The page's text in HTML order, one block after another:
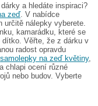
a hledáte inspiraci?
zeď. V nabídce
nálepky vyberete.
kamarádku, které se
dítko. Věřte, že z dárku v
radost opravdu
samolepky na zeď květiny,
chlapi ocení různé
nebo budov. Vyberte